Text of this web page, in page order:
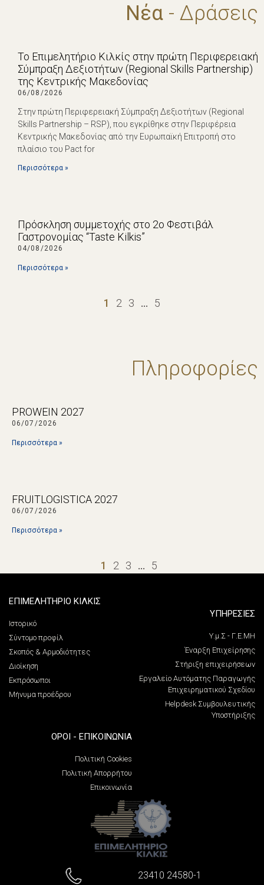
Νέα - Δράσεις
Το Επιμελητήριο Κιλκίς στην πρώτη Περιφερειακή
Σύμπραξη Δεξιοτήτων (Regional Skills Partnership)
της Κεντρικής Μακεδονίας
06/08/2026
Στην πρώτη Περιφερειακή Σύμπραξη Δεξιοτήτων (Regional
Skills Partnership – RSP), που εγκρίθηκε στην Περιφέρεια
Κεντρικής Μακεδονίας από την Ευρωπαϊκή Επιτροπή στο
πλαίσιο του Pact for
Περισσότερα »
Πρόσκληση συμμετοχής στο 2ο Φεστιβάλ
Γαστρονομίας “Taste Kilkis”
04/08/2026
Περισσότερα »
1 2 3 … 5
Πληροφορίες
PROWEIN 2027
06/07/2026
Περισσότερα »
FRUITLOGISTICA 2027
06/07/2026
Περισσότερα »
1 2 3 … 5
ΕΠΙΜΕΛΗΤΗΡΙΟ ΚΙΛΚΙΣ
Ιστορικό
Σύντομο προφίλ
Σκοπός & Αρμοδιότητες
Διοίκηση
Εκπρόσωποι
Μήνυμα προέδρου
ΥΠΗΡΕΣΙΕΣ
Υ.μ.Σ - Γ.Ε.ΜΗ
Έναρξη Επιχείρησης
Στήριξη επιχειρήσεων
Εργαλείο Αυτόματης Παραγωγής
Επιχειρηματικού Σχεδίου
Helpdesk Συμβουλευτικής
Υποστήριξης
ΌΡΟΙ - ΕΠΙΚΟΙΝΩΝΊΑ
Πολιτική Cookies
Πολιτική Απορρήτου
Επικοινωνία
23410 24580-1